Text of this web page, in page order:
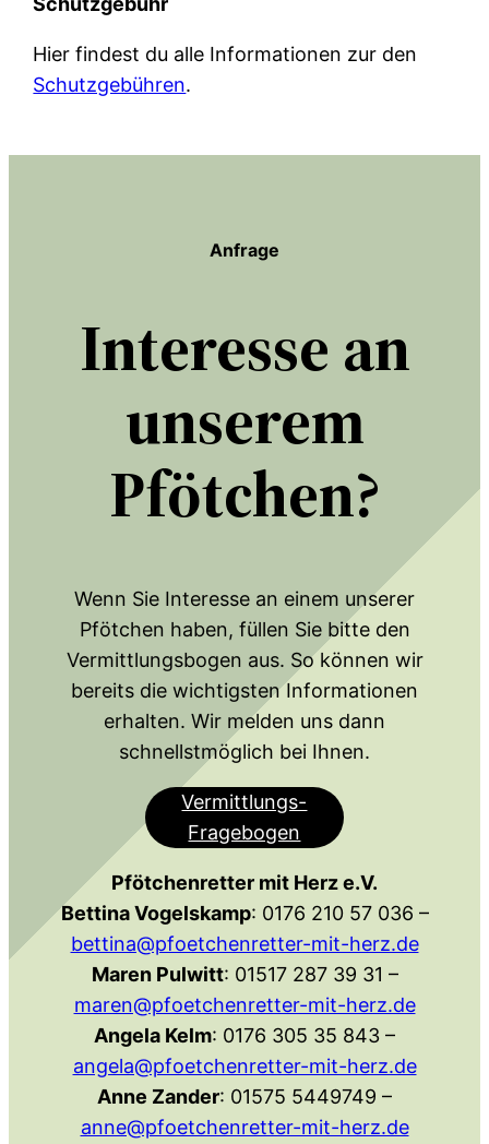
Hier findest du alle Informationen zur den
Schutzgebühren.
Anfrage
Interesse an
unserem
Pfötchen?
Wenn Sie Interesse an einem unserer
Pfötchen haben, füllen Sie bitte den
Vermittlungsbogen aus. So können wir
bereits die wichtigsten Informationen
erhalten. Wir melden uns dann
schnellstmöglich bei Ihnen.
Vermittlungs-
Fragebogen
Pfötchenretter mit Herz e.V.
Bettina Vogelskamp: 0176 210 57 036 –
bettina@pfoetchenretter-mit-herz.de
Maren Pulwitt: 01517 287 39 31 –
maren@pfoetchenretter-mit-herz.de
Angela Kelm: 0176 305 35 843 –
angela@pfoetchenretter-mit-herz.de
Anne Zander: 01575 5449749 –
anne@pfoetchenretter-mit-herz.de